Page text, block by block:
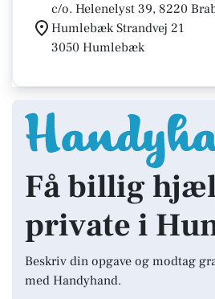
c/o. Helenelyst 39, 8220
Humlebæk Strandvej 21
3050 Humlebæk
Få billig
private i
Beskriv din opgave og modtag
med Handyhand.